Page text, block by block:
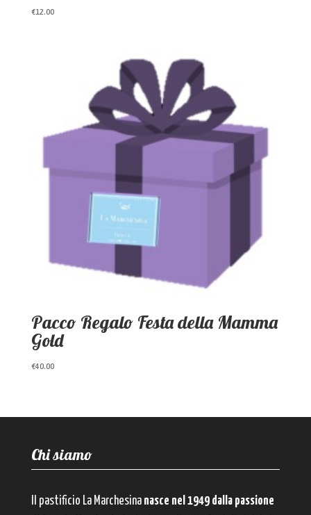
€12.00
Pacco Regalo Festa della Mamma
Gold
€40.00
Chi siamo
Il pastificio La Marchesina nasce nel 1949 dalla passione